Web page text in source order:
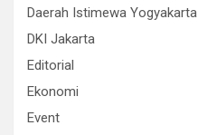
Daerah Istimewa Yogyakarta
DKI Jakarta
Editorial
Ekonomi
Event